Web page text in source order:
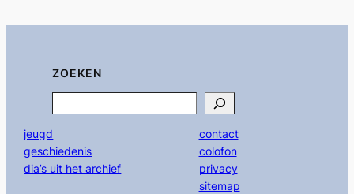
ZOEKEN
jeugd
geschiedenis
dia’s uit het archief
contact
colofon
privacy
sitemap